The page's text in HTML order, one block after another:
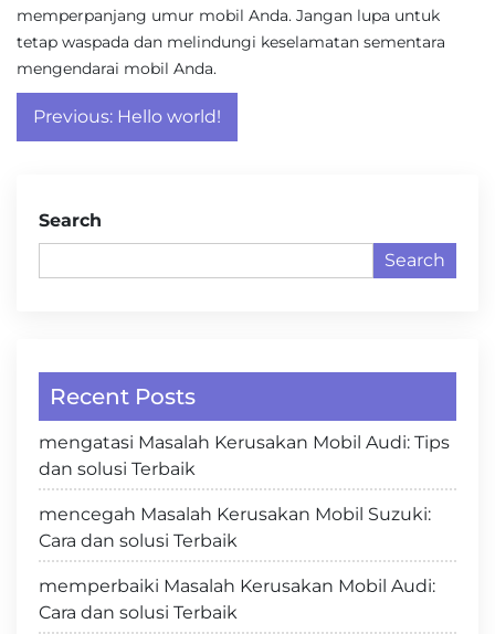
memperpanjang umur mobil Anda. Jangan lupa untuk
tetap waspada dan melindungi keselamatan sementara
mengendarai mobil Anda.
Post
navigation
Previous: Hello world!
Search
Search
Recent Posts
mengatasi Masalah Kerusakan Mobil Audi: Tips
dan solusi Terbaik
mencegah Masalah Kerusakan Mobil Suzuki:
Cara dan solusi Terbaik
memperbaiki Masalah Kerusakan Mobil Audi:
Cara dan solusi Terbaik